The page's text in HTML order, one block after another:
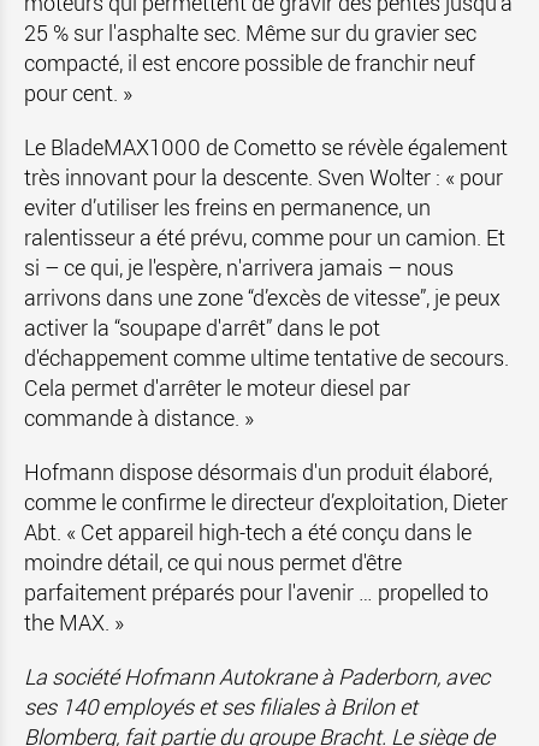
25 % sur l'asphalte sec. Même sur du gravier sec
compacté, il est encore possible de franchir neuf
pour cent. »
Le BladeMAX1000 de Cometto se révèle également
très innovant pour la descente. Sven Wolter : « pour
eviter d’utiliser les freins en permanence, un
ralentisseur a été prévu, comme pour un camion. Et
si – ce qui, je l'espère, n'arrivera jamais – nous
arrivons dans une zone “d’excès de vitesse”, je peux
activer la “soupape d'arrêt” dans le pot
d'échappement comme ultime tentative de secours.
Cela permet d'arrêter le moteur diesel par
commande à distance. »
Hofmann dispose désormais d'un produit élaboré,
comme le confirme le directeur d’exploitation, Dieter
Abt. « Cet appareil high-tech a été conçu dans le
moindre détail, ce qui nous permet d'être
parfaitement préparés pour l'avenir … propelled to
the MAX. »
La société Hofmann Autokrane à Paderborn, avec
ses 140 employés et ses filiales à Brilon et
Blomberg, fait partie du groupe Bracht. Le siège de